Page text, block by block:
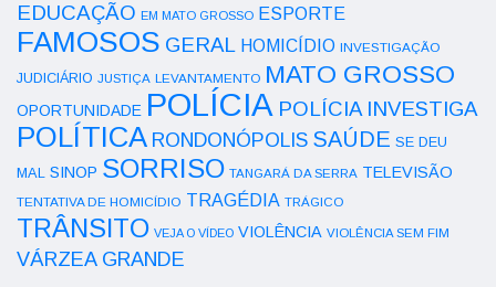
EDUCAÇÃO EM MATO GROSSO ESPORTE
FAMOSOS GERAL HOMICÍDIO INVESTIGAÇÃO
JUDICIÁRIO JUSTIÇA LEVANTAMENTO MATO GROSSO
OPORTUNIDADE POLÍCIA POLÍCIA INVESTIGA
POLÍTICA RONDONÓPOLIS SAÚDE SE DEU
MAL SINOP SORRISO TANGARÁ DA SERRA TELEVISÃO
TENTATIVA DE HOMICÍDIO TRAGÉDIA TRÁGICO
TRÂNSITO VEJA O VÍDEO VIOLÊNCIA VIOLÊNCIA SEM FIM
VÁRZEA GRANDE